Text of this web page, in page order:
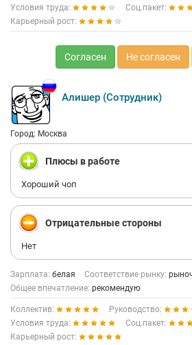
Условия труда:
Соц.пакет:
Карьерный рост:
Согласен Не согласен
Алишер (Сотрудник)
Город: Москва
Плюсы в работе
Хороший чоп
Отрицательные стороны
Нет
Зарплата: белая Соответствие рынку:
Общее впечатление: рекомендую
Коллектив:
Руководство:
Условия труда:
Соц.пакет:
Карьерный рост: